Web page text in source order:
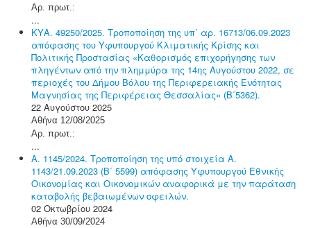
Αρ. πρωτ.:
...
ΚΥΑ. 49250/2025. Τροποποίηση της υπ΄ αρ. 16713/06.09.2023
απόφασης του Υφυπουργού Κλιματικής Κρίσης και
Πολιτικής Προστασίας «Καθορισμός επιχορήγησης των
πληγέντων από την πλημμύρα της 14ης Αυγούστου 2022, σε
περιοχές του Δήμου Βόλου της Περιφερειακής Ενότητας
Μαγνησίας της Περιφέρειας Θεσσαλίας» (Β΄5362).
22 Αυγούστου 2025
Αθήνα 12/08/2025
Αρ. πρωτ.:
...
Α. 1145/2024. Τροποποίηση της υπό στοιχεία Α.
1143/21.09.2023 (Β΄ 5599) απόφασης Υφυπουργού Εθνικής
Οικονομίας και Οικονομικών αναφορικά με την παράταση
καταβολής βεβαιωμένων οφειλών.
02 Οκτωβρίου 2024
Αθήνα 30/09/2024